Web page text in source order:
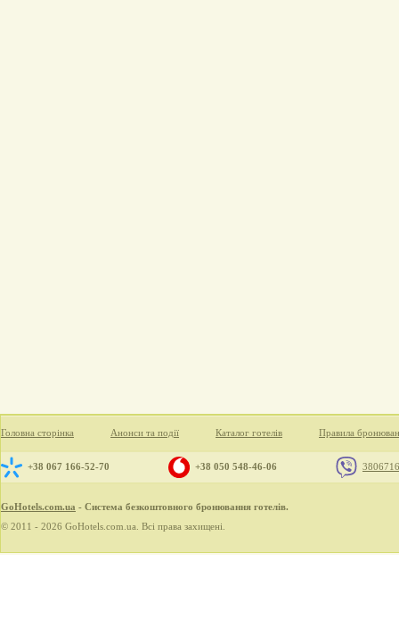
Головна сторінка Анонси та події Каталог готелів Правила
+38 067 166-52-70 +38 050 548-46-06
GoHotels.com.ua - Система безкоштовного бронювання готелів.
© 2011 - 2026 GoHotels.com.ua. Всі права захищені.